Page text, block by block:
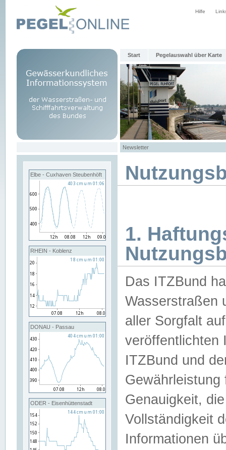
Hilfe
Start Pegelauswahl über Karte
Newsletter
Elbe - Cuxhaven Steubenhöft
RHEIN - Koblenz
DONAU - Passau
ODER - Eisenhüttenstadt
1.
Das ITZBund
Wasserstraßen
aller Sorgfalt
veröffentlichten
ITZBund und
Genauigkeit,
Vollständigkeit
Informationen